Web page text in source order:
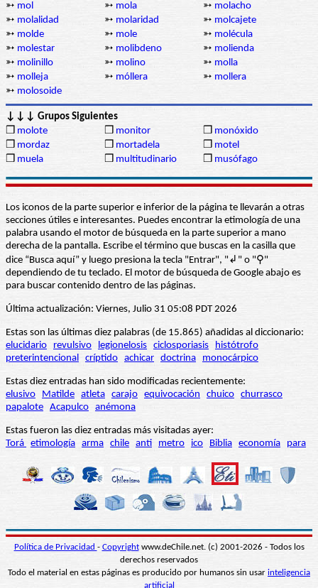
➳ mol ➳ mola ➳ molacho
➳ molalidad ➳ molaridad ➳ molcajete
➳ molde ➳ mole ➳ molécula
➳ molestar ➳ molibdeno ➳ molienda
➳ molinillo ➳ molino ➳ molla
➳ molleja ➳ móllera ➳ mollera
➳ molosoide
↓↓↓ Grupos Siguientes
❒ molote ❒ monitor ❒ monóxido
❒ mordaz ❒ mortadela ❒ motel
❒ muela ❒ multitudinario ❒ musófago
Los iconos de la parte superior e inferior de la página te llevarán a otras
secciones útiles e interesantes. Puedes encontrar la etimología de una
palabra usando el motor de búsqueda en la parte superior a mano
derecha de la pantalla. Escribe el término que buscas en la casilla que
dice “Busca aquí” y luego presiona la tecla "Entrar", "↲" o "⚲"
dependiendo de tu teclado. El motor de búsqueda de Google abajo es
para buscar contenido dentro de las páginas.
Última actualización: Viernes, Julio 31 05:08 PDT 2026
Estas son las últimas diez palabras (de 15.865) añadidas al diccionario:
elucidario
revulsivo legionelosis ciclosporiasis
histótrofo
preterintencional críptido achicar doctrina monocárpico
Estas diez entradas han sido modificadas recientemente:
elusivo
Matilde atleta carajo equivocación chuico churrasco
papalote Acapulco anémona
Estas fueron las diez entradas más visitadas ayer:
Torá etimología arma chile anti metro ico Biblia economía para
Política de Privacidad - Copyrightwww.deChile.net. (c) 2001-2026 - Todos los
derechos reservados
Todo el material en estas páginas es producido por humanos sin usar inteligencia
artificial